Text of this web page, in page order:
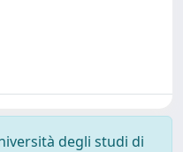
degli studi di